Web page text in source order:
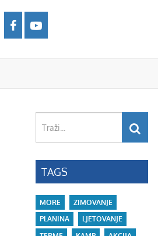
TAGS
MORE
ZIMOVANJE
PLANINA
LJETOVANJE